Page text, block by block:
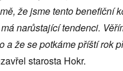
mě, že jsme tento benefiční
narůstající tendenci.
a že se potkáme příští rok
starosta Hokr.